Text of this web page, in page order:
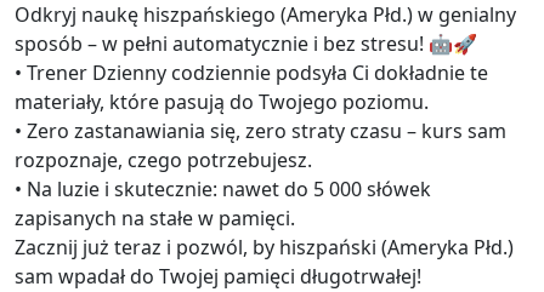
Odkryj naukę hiszpańskiego (Ameryka Płd.) w genialny
sposób – w pełni automatycznie i bez stresu! 🤖🚀
• Trener Dzienny codziennie podsyła Ci dokładnie te
materiały, które pasują do Twojego poziomu.
• Zero zastanawiania się, zero straty czasu – kurs sam
rozpoznaje, czego potrzebujesz.
• Na luzie i skutecznie: nawet do 5 000 słówek
zapisanych na stałe w pamięci.
Zacznij już teraz i pozwól, by hiszpański (Ameryka Płd.)
sam wpadał do Twojej pamięci długotrwałej!